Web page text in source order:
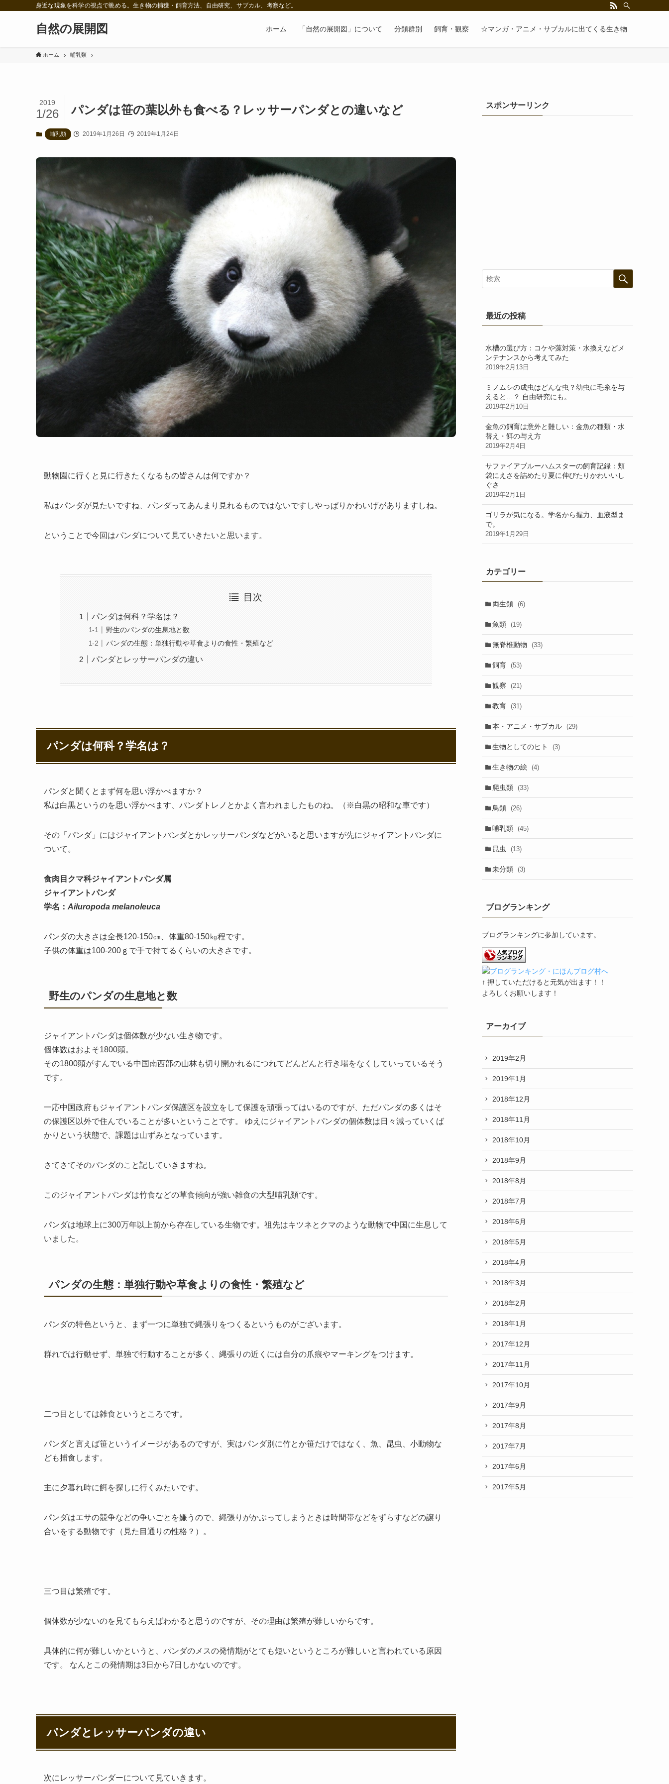
身近な現象を科学の視点で眺める。生き物の捕獲・飼育方法、自由研究、サブカル、考察など。
自然の展開図 ホーム 「自然の展開図」について 分類群別 飼育・観察 ☆マンガ・アニメ・サブカルに出てくる生き物
ホーム 哺乳類
パンダは笹の葉以外も食べる？レッサーパンダとの違いなど
2019
1/26
哺乳類 2019年1月26日 2019年1月24日
動物園に行くと見に行きたくなるもの皆さんは何ですか？
私はパンダが見たいですね、パンダってあんまり見れるものではないですしやっぱりかわいげがありますしね。
ということで今回はパンダについて見ていきたいと思います。
目次
パンダは何科？学名は？
野生のパンダの生息地と数
パンダの生態：単独行動や草食よりの食性・繁殖など
パンダとレッサーパンダの違い
パンダは何科？学名は？
パンダと聞くとまず何を思い浮かべますか？
私は白黒というのを思い浮かべます、パンダトレノとかよく言われましたものね。（※白黒の昭和な車です）
その「パンダ」にはジャイアントパンダとかレッサーパンダなどがいると思いますが先にジャイアントパンダに
ついて。
食肉目クマ科ジャイアントパンダ属
ジャイアントパンダ
学名： Ailuropoda melanoleuca
パンダの大きさは全長120-150㎝、体重80-150㎏程です。
子供の体重は100-200ｇで手で持てるくらいの大きさです。
野生のパンダの生息地と数
ジャイアントパンダは個体数が少ない生き物です。
個体数はおよそ1800頭。
その1800頭がすんでいる中国南西部の山林も切り開かれるにつれてどんどんと行き場をなくしていっているそう
です。
一応中国政府もジャイアントパンダ保護区を設立をして保護を頑張ってはいるのですが、ただパンダの多くはそ
の保護区以外で住んでいることが多いということです。 ゆえにジャイアントパンダの個体数は日々減っていくば
かりという状態で、課題は山ずみとなっています。
さてさてそのパンダのこと記していきますね。
このジャイアントパンダは竹食などの草食傾向が強い雑食の大型哺乳類です。
パンダは地球上に300万年以上前から存在している生物です。祖先はキツネとクマのような動物で中国に生息して
いました。
パンダの生態：単独行動や草食よりの食性・繁殖など
パンダの特色というと、まず一つに単独で縄張りをつくるというものがございます。
群れでは行動せず、単独で行動することが多く、縄張りの近くには自分の爪痕やマーキングをつけます。
二つ目としては雑食というところです。
パンダと言えば笹というイメージがあるのですが、実はパンダ別に竹とか笹だけではなく、魚、昆虫、小動物な
ども捕食します。
主に夕暮れ時に餌を探しに行くみたいです。
パンダはエサの競争などの争いごとを嫌うので、縄張りがかぶってしまうときは時間帯などをずらすなどの譲り
合いをする動物です（見た目通りの性格？）。
三つ目は繁殖です。
個体数が少ないのを見てもらえばわかると思うのですが、その理由は繁殖が難しいからです。
具体的に何が難しいかというと、パンダのメスの発情期がとても短いというところが難しいと言われている原因
です。 なんとこの発情期は3日から7日しかないのです。
パンダとレッサーパンダの違い
次にレッサーパンダーについて見ていきます。
スポンサーリンク
最近の投稿
水槽の選び方：コケや藻対策・水換えなどメ
ンテナンスから考えてみた
2019年2月13日
ミノムシの成虫はどんな虫？幼虫に毛糸を与
えると…？ 自由研究にも。
2019年2月10日
金魚の飼育は意外と難しい：金魚の種類・水
替え・餌の与え方
2019年2月4日
サファイアブルーハムスターの飼育記録：頬
袋にえさを詰めたり夏に伸びたりかわいいし
ぐさ
2019年2月1日
ゴリラが気になる。学名から握力、血液型ま
で。
2019年1月29日
カテゴリー
両生類 (6)
魚類 (19)
無脊椎動物 (33)
飼育 (53)
観察 (21)
教育 (31)
本・アニメ・サブカル (29)
生物としてのヒト (3)
生き物の絵 (4)
爬虫類 (33)
鳥類 (26)
哺乳類 (45)
昆虫 (13)
未分類 (3)
ブログランキング
ブログランキングに参加しています。
↑ 押していただけると元気が出ます！！
よろしくお願いします！
アーカイブ
2019年2月
2019年1月
2018年12月
2018年11月
2018年10月
2018年9月
2018年8月
2018年7月
2018年6月
2018年5月
2018年4月
2018年3月
2018年2月
2018年1月
2017年12月
2017年11月
2017年10月
2017年9月
2017年8月
2017年7月
2017年6月
2017年5月